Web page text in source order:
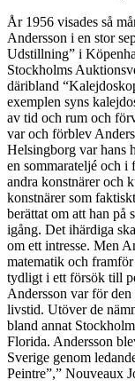
År 1956 visades så
Andersson i en stor
Udstillning” i
Stockholms
däribland
exemplen syns
av tid och rum och
var och förblev
Helsingborg var hans
en sommarateljé och
andra konstnärer och
konstnärer som
berättat om att han på
igång. Det ihärdiga
om ett intresse. Men
matematik och
tydligt i ett försök till
Andersson var för
livstid. Utöver de
bland annat
Florida. Andersson
Sverige genom
Peintre”,” Nouveaux